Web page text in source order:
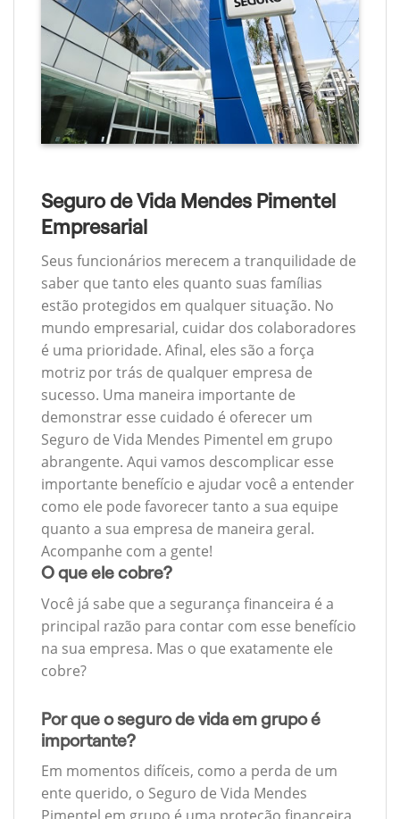
Seguro de Vida Mendes Pimentel
Empresarial
Seus funcionários merecem a tranquilidade de
saber que tanto eles quanto suas famílias
estão protegidos em qualquer situação. No
mundo empresarial, cuidar dos colaboradores
é uma prioridade. Afinal, eles são a força
motriz por trás de qualquer empresa de
sucesso. Uma maneira importante de
demonstrar esse cuidado é oferecer um
Seguro de Vida Mendes Pimentel em grupo
abrangente. Aqui vamos descomplicar esse
importante benefício e ajudar você a entender
como ele pode favorecer tanto a sua equipe
quanto a sua empresa de maneira geral.
Acompanhe com a gente!
O que ele cobre?
Você já sabe que a segurança financeira é a
principal razão para contar com esse benefício
na sua empresa. Mas o que exatamente ele
cobre?
Por que o seguro de vida em grupo é
importante?
Em momentos difíceis, como a perda de um
ente querido, o Seguro de Vida Mendes